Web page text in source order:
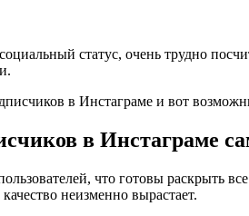
статус, очень трудно
в Инстаграме и вот
в Инстаграме
что готовы раскрыть
неизменно вырастает.